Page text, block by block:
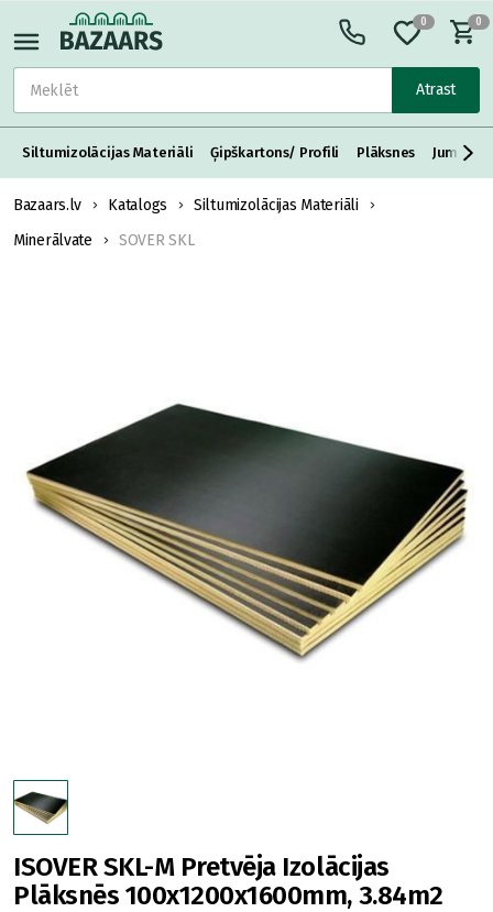
Atrast
0 0
Siltumizolācijas Materiāli Ģipškartons/ Profili Plāksnes Jumta
Bazaars.lv Katalogs
Siltumizolācijas Materiāli
Minerālvate
SOVER SKL
ISOVER SKL-M Pretvēja Izolācijas
Plāksnēs 100x1200x1600mm, 3.84m2